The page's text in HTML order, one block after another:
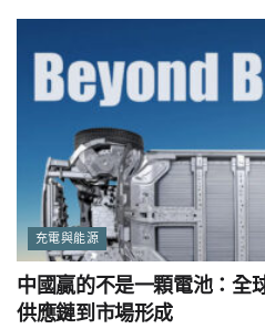
充電與能源
中國贏的不是一顆電池：全
供應鏈到市場形成